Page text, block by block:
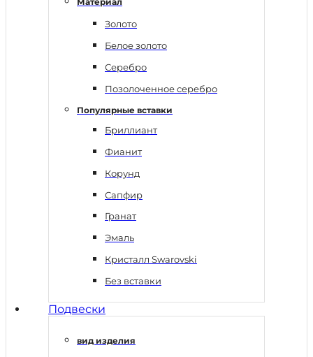
Золото
Белое золото
Серебро
Позолоченное серебро
Популярные вставки
Бриллиант
Фианит
Корунд
Сапфир
Гранат
Эмаль
Кристалл Swarovski
Без вставки
Подвески
вид изделия